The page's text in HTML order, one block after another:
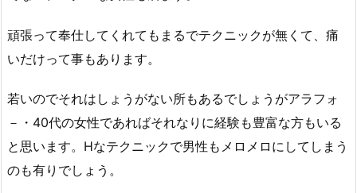
頑張って奉仕してくれてもまるでテクニックが無くて、痛
いだけって事もあります。
若いのでそれはしょうがない所もあるでしょうがアラフォ
－・40代の女性であればそれなりに経験も豊富な方もいる
と思います。Hなテクニックで男性もメロメロにしてしまう
のも有りでしょう。